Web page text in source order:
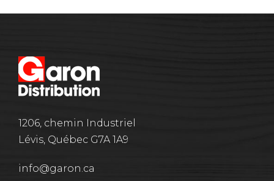
1206, chemin Industriel
Lévis, Québec G7A 1A9
info@garon.ca